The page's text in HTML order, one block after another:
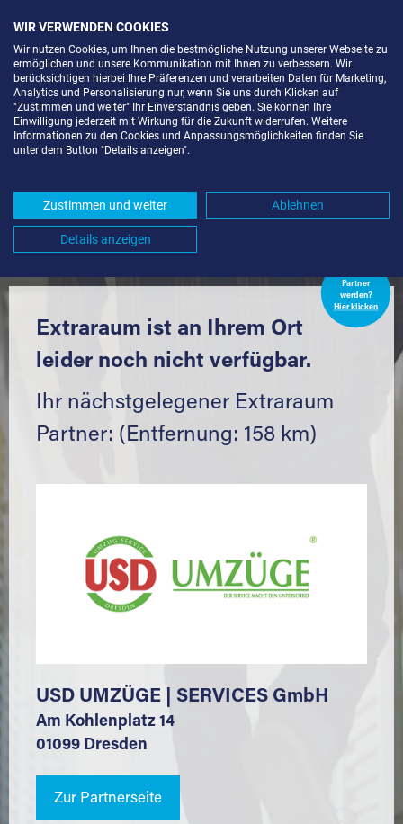
LAGERBOX IN BERLIN-KOL.
UMGEBUNG *
Komfortabel einlagern mit Extraraum
Partner
werden?
Hier klicken
Extraraum ist an Ihrem Ort
leider noch nicht verfügbar.
Ihr nächstgelegener Extraraum
Partner: (Entfernung: 158 km)
USD UMZÜGE | SERVICES GmbH
Am Kohlenplatz 14
01099 Dresden
Zur Partnerseite
WIR VERWENDEN COOKIES
Wir nutzen Cookies, um Ihnen die bestmögliche Nutzung unserer Webseite zu
ermöglichen und unsere Kommunikation mit Ihnen zu verbessern. Wir
berücksichtigen hierbei Ihre Präferenzen und verarbeiten Daten für Marketing,
Analytics und Personalisierung nur, wenn Sie uns durch Klicken auf
"Zustimmen und weiter" Ihr Einverständnis geben. Sie können Ihre
Einwilligung jederzeit mit Wirkung für die Zukunft widerrufen. Weitere
Informationen zu den Cookies und Anpassungsmöglichkeiten finden Sie
unter dem Button "Details anzeigen".
Zustimmen und weiter Ablehnen
Details anzeigen